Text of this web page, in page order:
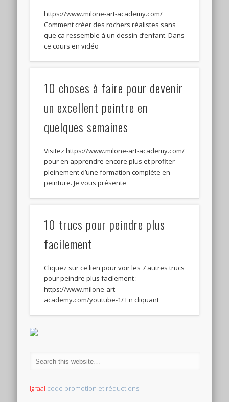
https://www.milone-art-academy.com/
Comment créer des rochers réalistes sans
que ça ressemble à un dessin d’enfant. Dans
ce cours en vidéo
10 choses à faire pour devenir
un excellent peintre en
quelques semaines
Visitez https://www.milone-art-academy.com/
pour en apprendre encore plus et profiter
pleinement d’une formation complète en
peinture. Je vous présente
10 trucs pour peindre plus
facilement
Cliquez sur ce lien pour voir les 7 autres trucs
pour peindre plus facilement :
https://www.milone-art-
academy.com/youtube-1/ En cliquant
igraal code promotion et réductions